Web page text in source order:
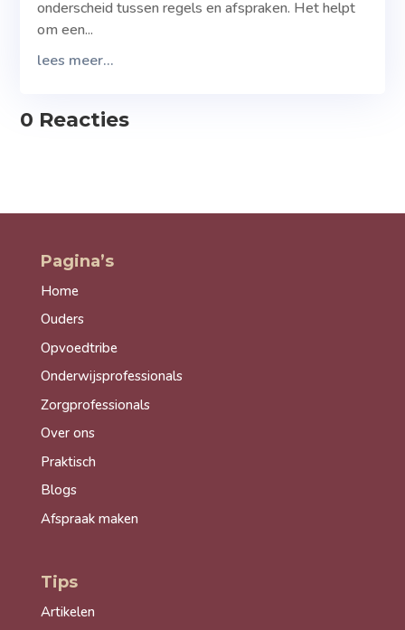
onderscheid tussen regels en afspraken. Het helpt
om een...
lees meer...
0 Reacties
Pagina’s
Home
Ouders
Opvoedtribe
Onderwijsprofessionals
Zorgprofessionals
Over ons
Praktisch
Blogs
Afspraak maken
Tips
Artikelen